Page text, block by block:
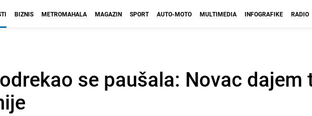
BIZNIS METROMAHALA MAGAZIN SPORT AUTO-MOTO MULTIMEDIA INFOGRAFIKE RADIO
se paušala: Novac dajem